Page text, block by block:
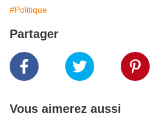
#Politique
Partager
Vous aimerez aussi